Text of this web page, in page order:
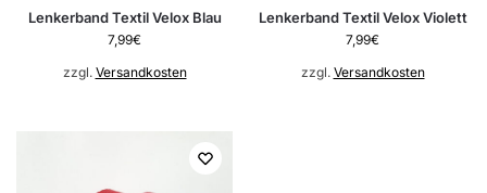
Lenkerband Textil Velox Blau
7,99€
zzgl. Versandkosten
Lenkerband Textil Velox Violett
7,99€
zzgl. Versandkosten